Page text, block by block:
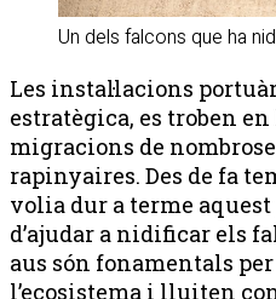
Un dels falcons que ha
Les instal·lacions
estratègica, es troben
migracions de
rapinyaires. Des de fa
volia dur a terme
d’ajudar a nidificar els
aus són fonamentals
l’ecosistema i lluiten